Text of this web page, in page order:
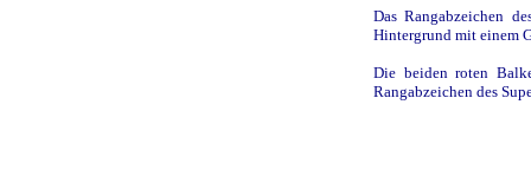
Das Rangabzeichen
Hintergrund mit einem
Die beiden roten
Rangabzeichen des